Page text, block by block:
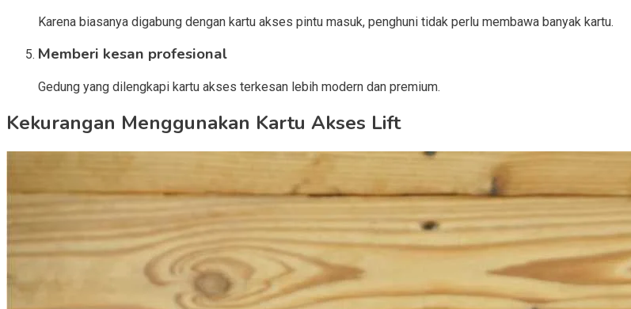
Karena biasanya digabung dengan kartu akses pintu masuk, penghuni tidak perlu membawa banyak kartu.
Memberi kesan profesional
Gedung yang dilengkapi kartu akses terkesan lebih modern dan premium.
Kekurangan Menggunakan Kartu Akses Lift